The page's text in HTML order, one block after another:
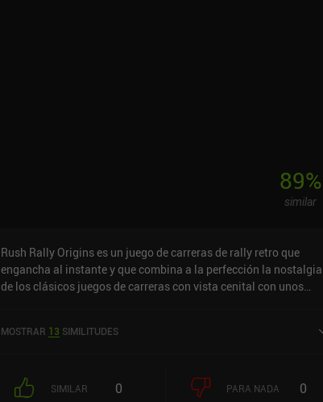
89%
similar
Rush Rally Origins es un juego de carreras de rally retro que
engancha al instante y que combina a la perfección la nostalgia
de los clásicos juegos de carreras con vista cenital con unos
perspectiva isométrica de la vieja escuela, al tiempo que mejora
de cámara de helicóptero facilita mucho seguir la acción en los
MOSTRAR 13 SIMILITUDES
SIMILAR 0 PARA NADA 0